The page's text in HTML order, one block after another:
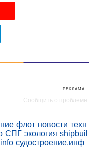
РЕКЛАМА
Сообщить о проблеме
флот новости техн
СПГ экология shipbuil
судостроение.инф